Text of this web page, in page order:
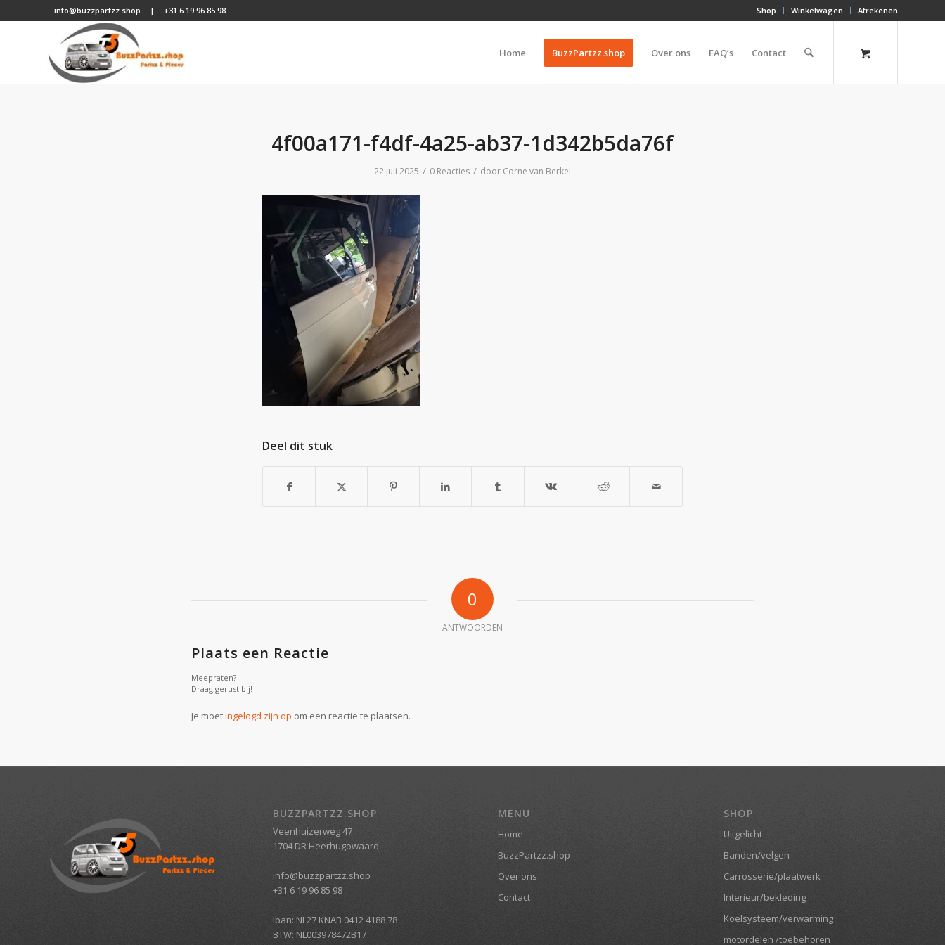
Shop Winkelwagen Afrekenen
info@buzzpartzz.shop | +31 6 19 96 85 98
Home BuzzPartzz.shop Over ons FAQ’s Contact
4f00a171-f4df-4a25-ab37-1d342b5da76f
22 juli 2025 / 0 Reacties / door Corne van Berkel
Deel dit stuk
0
ANTWOORDEN
Plaats een Reactie
Meepraten?
Draag gerust bij!
Je moetingelogd zijn op om een reactie te plaatsen.
BUZZPARTZZ.SHOP
Veenhuizerweg 47
1704 DR Heerhugowaard
info@buzzpartzz.shop
+31 6 19 96 85 98
Iban: NL27 KNAB 0412 4188 78
BTW: NL003978472B17
MENU
Home
BuzzPartzz.shop
Over ons
Contact
SHOP
Uitgelicht
Banden/velgen
Carrosserie/plaatwerk
Interieur/bekleding
Koelsysteem/verwarming
motordelen /toebehoren